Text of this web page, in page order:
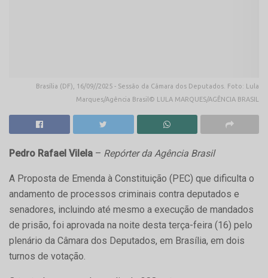
Brasília (DF), 16/09//2025 - Sessão da Câmara dos Deputados. Foto: Lula
Marques/Agência Brasil© LULA MARQUES/AGÊNCIA BRASIL
Pedro Rafael Vilela – Repórter da Agência Brasil
A Proposta de Emenda à Constituição (PEC) que dificulta o
andamento de processos criminais contra deputados e
senadores, incluindo até mesmo a execução de mandados
de prisão, foi aprovada na noite desta terça-feira (16) pelo
plenário da Câmara dos Deputados, em Brasília, em dois
turnos de votação.